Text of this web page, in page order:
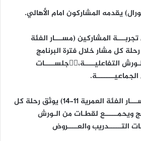
يقدمه المشاركون امام الأهالي.
المشاركين (مســـار الفئة
رحلة كل مشار خلال فترة البرنامج
التفاعليــــة،وٜجلســــات
فيديو توثيقي قصير (مســـار الفئة العمرية 11-14) يوثق رحلة كل
ويحمـــــع لقطـات من الـورش
التـــــدريب والعــــروض